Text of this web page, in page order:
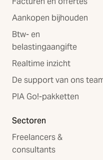
Aankopen bijhouden
Btw- en
belastingaangifte
Realtime inzicht
De support van ons
PIA Go!-pakketten
Sectoren
Freelancers &
consultants